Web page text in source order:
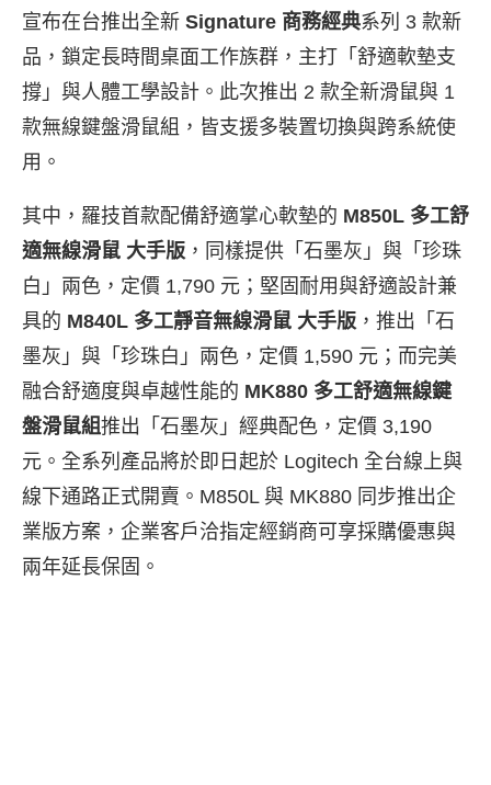
宣布在台推出全新 Signature 商務經典系列 3 款新
品，鎖定長時間桌面工作族群，主打「舒適軟墊支
撐」與人體工學設計。此次推出 2 款全新滑鼠與 1
款無線鍵盤滑鼠組，皆支援多裝置切換與跨系統使
用。
其中，羅技首款配備舒適掌心軟墊的 M850L 多工舒
適無線滑鼠 大手版 ，同樣提供「石墨灰」與「珍珠
白」兩色，定價 1,790 元；堅固耐用與舒適設計兼
具的 M840L 多工靜音無線滑鼠 大手版 ，推出「石
墨灰」與「珍珠白」兩色，定價 1,590 元；而完美
融合舒適度與卓越性能的 MK880 多工舒適無線鍵
盤滑鼠組推出「石墨灰」經典配色，定價 3,190
元。全系列產品將於即日起於 Logitech 全台線上與
線下通路正式開賣。M850L 與 MK880 同步推出企
業版方案，企業客戶洽指定經銷商可享採購優惠與
兩年延長保固。